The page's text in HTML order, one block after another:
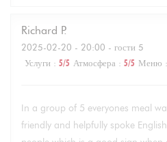
Richard P
2025-02-20 - 20:00 - гости 5
Услуги : 5/5 Атмосфера : 5/5 Меню :
In a group of 5 everyones meal
friendly and helpfully spoke